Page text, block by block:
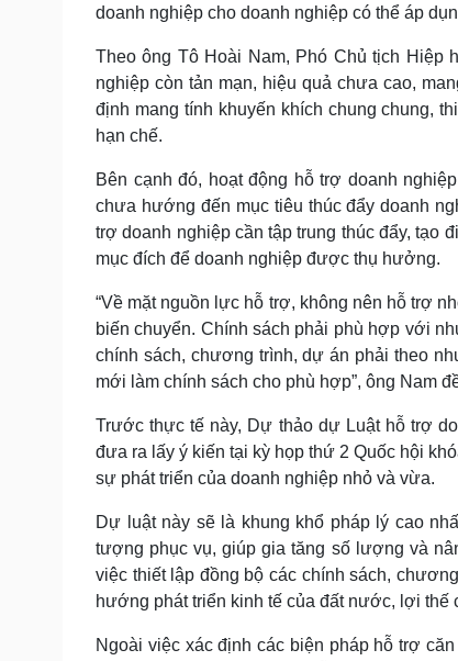
doanh nghiệp cho doanh nghiệp có thể áp
Theo ông Tô Hoài Nam, Phó Chủ tịch Hiệp
nghiệp còn tản mạn, hiệu quả chưa cao,
định mang tính khuyến khích chung chung,
hạn chế.
Bên cạnh đó, hoạt động hỗ trợ doanh
chưa hướng đến mục tiêu thúc đẩy doanh
trợ doanh nghiệp cần tập trung thúc đẩy, tạo
mục đích để doanh nghiệp được thụ hưởng.
“Về mặt nguồn lực hỗ trợ, không nên hỗ trợ
biến chuyển. Chính sách phải phù hợp với
chính sách, chương trình, dự án phải theo
mới làm chính sách cho phù hợp”, ông Nam
Trước thực tế này, Dự thảo dự Luật hỗ trợ
đưa ra lấy ý kiến tại kỳ họp thứ 2 Quốc hội
sự phát triển của doanh nghiệp nhỏ và vừa.
Dự luật này sẽ là khung khổ pháp lý cao
tượng phục vụ, giúp gia tăng số lượng và
việc thiết lập đồng bộ các chính sách,
hướng phát triển kinh tế của đất nước, lợi
Ngoài việc xác định các biện pháp hỗ trợ